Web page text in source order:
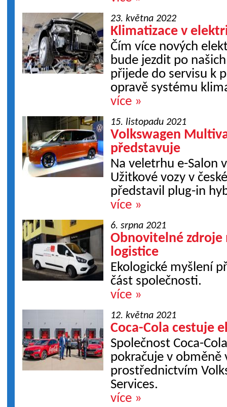
23. května 2022
Klimatizace v
Čím více nových
bude jezdit po
přijede do servisu k
opravě systému
více »
15. listopadu 2021
Volkswagen
představuje
Na veletrhu e-Salon
Užitkové vozy v
představil plug-in
více »
6. srpna 2021
Obnovitelné
logistice
Ekologické myšlení
část společnosti.
více »
12. května 2021
Coca-Cola cestuje
Společnost Coca-
pokračuje v obměně
prostřednictvím
Services.
více »